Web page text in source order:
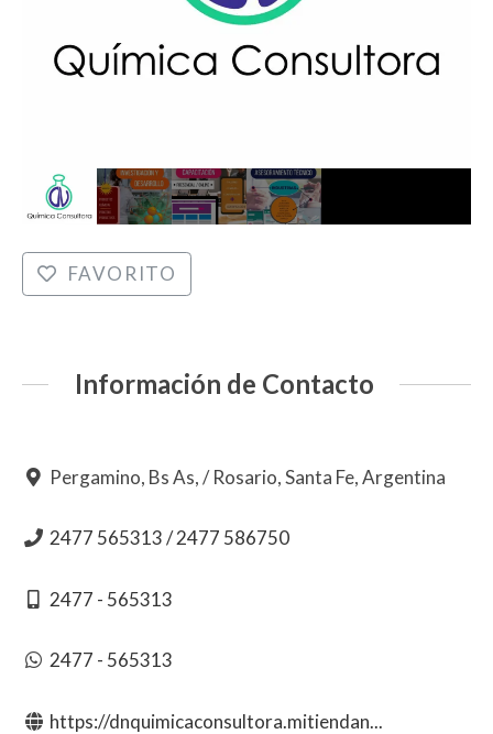
FAVORITO
Información de Contacto
Pergamino, Bs As, / Rosario, Santa Fe, Argentina
2477 565313 / 2477 586750
2477 - 565313
2477 - 565313
https://dnquimicaconsultora.mitiendan...